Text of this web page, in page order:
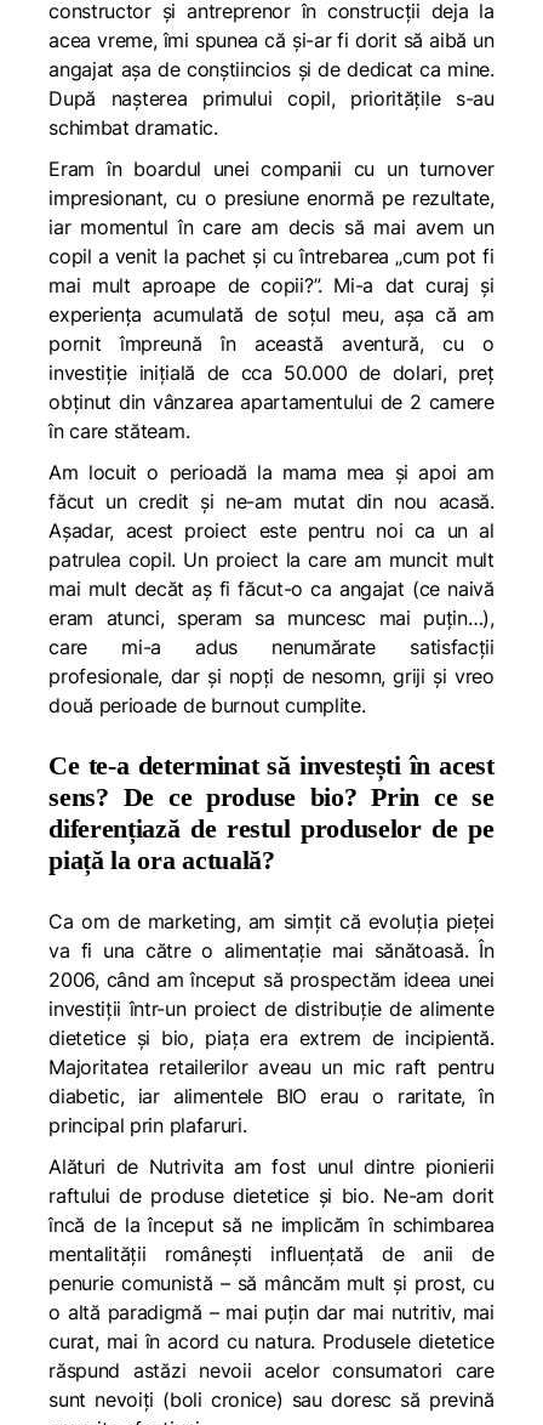
constructor și antreprenor în construcții deja la
acea vreme, îmi spunea că și-ar fi dorit să aibă un
angajat așa de conștiincios și de dedicat ca mine.
După nașterea primului copil, prioritățile s-au
schimbat dramatic.
Eram în boardul unei companii cu un turnover
impresionant, cu o presiune enormă pe rezultate,
iar momentul în care am decis să mai avem un
copil a venit la pachet și cu întrebarea „cum pot fi
mai mult aproape de copii?”. Mi-a dat curaj și
experiența acumulată de soțul meu, așa că am
pornit împreună în această aventură, cu o
investiție inițială de cca 50.000 de dolari, preț
obținut din vânzarea apartamentului de 2 camere
în care stăteam.
Am locuit o perioadă la mama mea și apoi am
făcut un credit și ne-am mutat din nou acasă.
Așadar, acest proiect este pentru noi ca un al
patrulea copil. Un proiect la care am muncit mult
mai mult decăt aș fi făcut-o ca angajat (ce naivă
eram atunci, speram sa muncesc mai puțin…),
care mi-a adus nenumărate satisfacții
profesionale, dar și nopți de nesomn, griji și vreo
două perioade de burnout cumplite.
Ce te-a determinat să investești în acest
sens? De ce produse bio? Prin ce se
diferențiază de restul produselor de pe
piață la ora actuală?
Ca om de marketing, am simțit că evoluția pieței
va fi una către o alimentație mai sănătoasă. În
2006, când am început să prospectăm ideea unei
investiții într-un proiect de distribuție de alimente
dietetice și bio, piața era extrem de incipientă.
Majoritatea retailerilor aveau un mic raft pentru
diabetic, iar alimentele BIO erau o raritate, în
principal prin plafaruri.
Alături de Nutrivita am fost unul dintre pionierii
raftului de produse dietetice și bio. Ne-am dorit
încă de la început să ne implicăm în schimbarea
mentalității românești influențată de anii de
penurie comunistă – să mâncăm mult și prost, cu
o altă paradigmă – mai puțin dar mai nutritiv, mai
curat, mai în acord cu natura. Produsele dietetice
răspund astăzi nevoii acelor consumatori care
sunt nevoiți (boli cronice) sau doresc să prevină